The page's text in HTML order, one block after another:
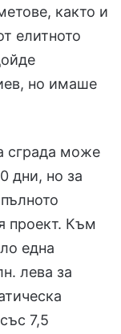
както и
елитното
но имаше
сграда може
дни, но за
проект. Към
една
лева за
7,5